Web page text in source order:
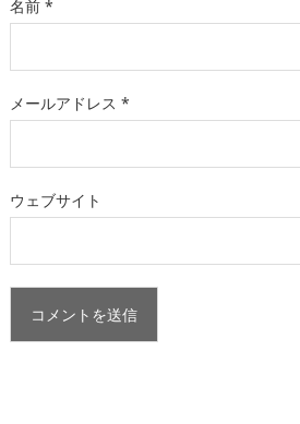
名前 *
メールアドレス *
ウェブサイト